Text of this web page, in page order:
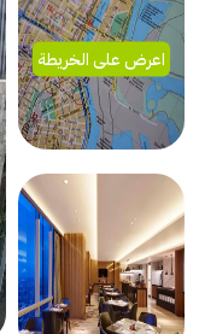
اعرض على الخريطة